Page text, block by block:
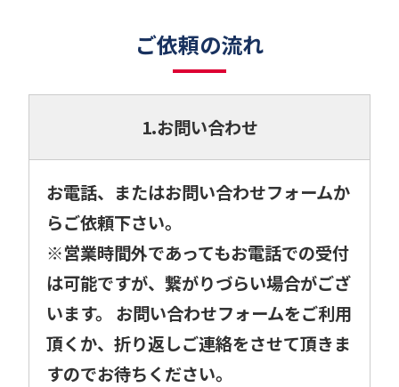
ご依頼の流れ
1.お問い合わせ
お電話、またはお問い合わせフォームか
らご依頼下さい。
※営業時間外であってもお電話での受付
は可能ですが、繋がりづらい場合がござ
います。 お問い合わせフォームをご利用
頂くか、折り返しご連絡をさせて頂きま
すのでお待ちください。